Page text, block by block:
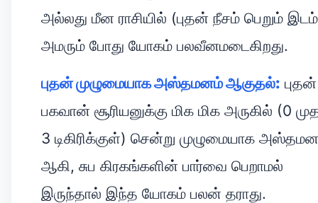
அல்லது மீன ராசியில் (புதன் நீசம் பெறும்
அமரும் போது யோகம் பலவீனமடைகிறது.
புதன் முழுமையாக அஸ்தமனம் ஆகுதல்: புதன்
பகவான் சூரியனுக்கு மிக மிக அருகில் (0
3 டிகிரிக்குள்) சென்று முழுமையாக
ஆகி, சுப கிரகங்களின் பார்வை பெறாமல்
இருந்தால் இந்த யோகம் பலன் தராது.